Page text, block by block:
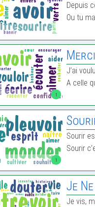
Depuis
Ou tu
1
J’ai
A celle
1
Sourir
Sourir
Je
Je vis,